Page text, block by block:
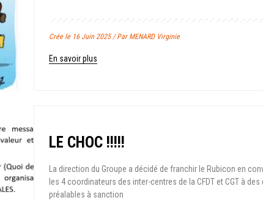
Crée le 16 Juin 2025 / Par MENARD Virginie
En savoir plus
LE CHOC !!!!!
La direction du Groupe a décidé de franchir le Rubicon en
les 4 coordinateurs des inter-centres de la CFDT et CGT à
préalables à sanction